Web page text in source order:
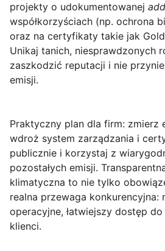
projekty o udokumentowanej
współkorzyściach (np. ochrona
oraz na certyfikaty takie jak
Unikaj tanich, niesprawdzonych
zaszkodzić reputacji i nie
emisji.
Praktyczny plan dla firm: zmierz
wdroż system zarządzania i
publicznie i korzystaj z
pozostałych emisji.
klimatyczna to nie tylko
realna przewaga konkurencyjna:
operacyjne, łatwiejszy dostęp
klienci.